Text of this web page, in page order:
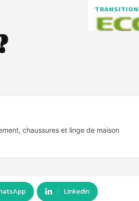
TRANSITION
chaussures et linge de maison
Linkedin